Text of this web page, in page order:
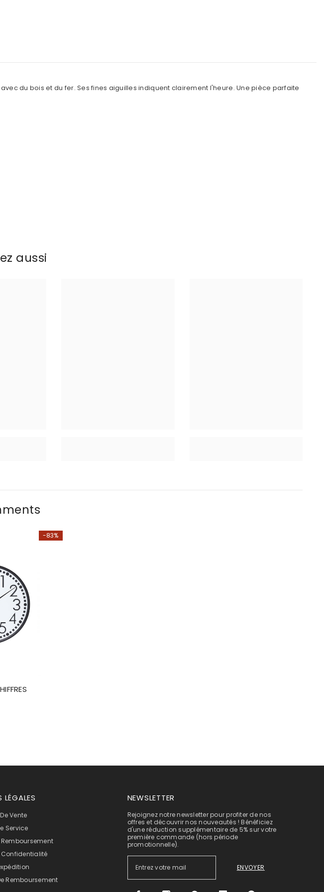
du bois et du fer. Ses fines aiguilles indiquent clairement l'heure. Une pièce parfaite
aussi
-83%
LÉGALES
Vente
Service
Remboursement
Confidentialité
Remboursement
NEWSLETTER
Rejoignez notre newsletter pour profiter de nos
offres et découvrir nos nouveautés ! Bénéficiez
d'une réduction supplémentaire de 5% sur votre
première commande (hors période
promotionnelle).
ENVOYER